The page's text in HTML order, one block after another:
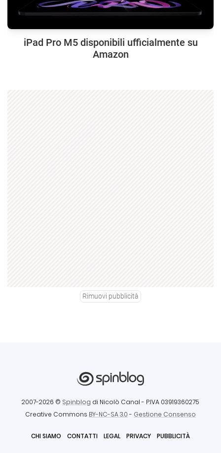
iPad Pro M5 disponibili ufficialmente su
Amazon
Rimuovi pubblicità
2007-2026 © Spinblog di Nicolò Canal - P.IVA 03919360275
Creative Commons BY-NC-SA 3.0- Gestione Consenso
CHI SIAMO CONTATTI LEGAL PRIVACY PUBBLICITÀ